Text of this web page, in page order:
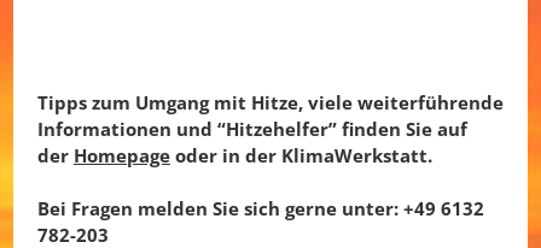
Tipps zum Umgang mit Hitze, viele weiterführende
Informationen und “Hitzehelfer” finden Sie auf
der Homepageoder in der KlimaWerkstatt.
Bei Fragen melden Sie sich gerne unter: +49 6132
782-203